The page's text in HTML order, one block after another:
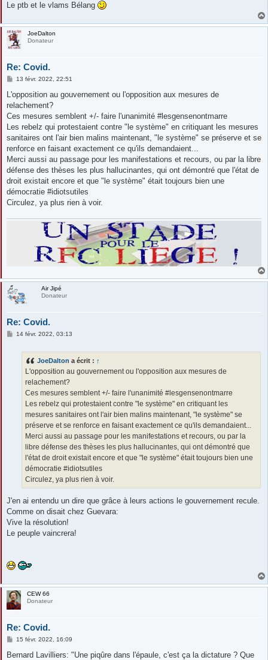
Le ptb et le vlams Bélang
JoeDalton
Donateur
Re: Covid.
M
s
s
a
g
13 févr. 2022, 22:51
L'opposition au gouvernement ou l'opposition aux mesures de
relachement?
Ces mesures semblent +/- faire l'unanimité #lesgensenontmarre
Les rebelz qui protestaient contre "le système" en critiquant les mesures
sanitaires ont l'air bien malins maintenant, "le système" se préserve et se
renforce en faisant exactement ce qu'ils demandaient...
Merci aussi au passage pour les manifestations et recours, ou par la libre
défense des thèses les plus hallucinantes, qui ont démontré que l'état de
droit existait encore et que "le système" était toujours bien une
démocratie #idiotsutiles
Circulez, ya plus rien à voir.
Air Jipé
Donateur
Re: Covid.
M14 févr. 2022, 03:13
JoeDalton a écrit : ↑
L'opposition au gouvernement ou l'opposition aux mesures de
relachement?
Ces mesures semblent +/- faire l'unanimité #lesgensenontmarre
Les rebelz qui protestaient contre "le système" en critiquant les
mesures sanitaires ont l'air bien malins maintenant, "le système" se
préserve et se renforce en faisant exactement ce qu'ils demandaient...
Merci aussi au passage pour les manifestations et recours, ou par la
libre défense des thèses les plus hallucinantes, qui ont démontré que
l'état de droit existait encore et que "le système" était toujours bien une
démocratie #idiotsutiles
Circulez, ya plus rien à voir.
J'en ai entendu un dire que grâce à leurs actions le gouvernement recule.
Comme on disait chez Guevara:
Vive la résolution!
Le peuple vaincrera!
CEW 66
Donateur
Re: Covid.
M
s
15 févr. 2022, 16:09
Bernard Lavilliers: "Une piqûre dans l'épaule, c'est ça la dictature ? Que